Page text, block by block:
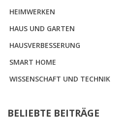
HEIMWERKEN
HAUS UND GARTEN
HAUSVERBESSERUNG
SMART HOME
WISSENSCHAFT UND TECHNIK
BELIEBTE BEITRÄGE